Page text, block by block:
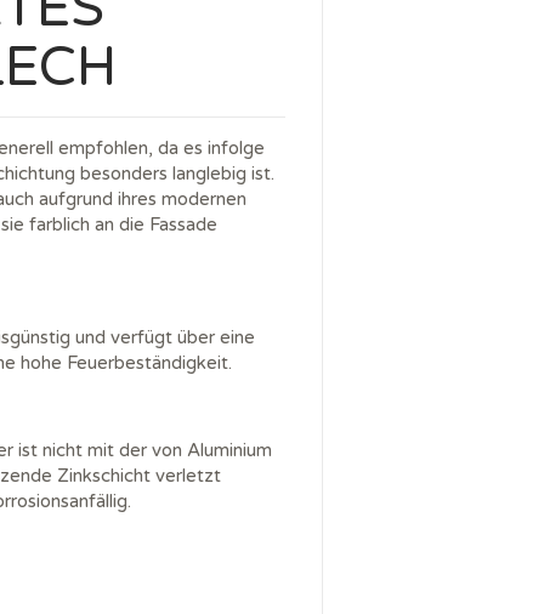
empfohlen, da es infolge
besonders langlebig ist.
aufgrund ihres modernen
farblich an die Fassade
und verfügt über eine
hohe Feuerbeständigkeit.
ist nicht mit der von Aluminium
Zinkschicht verletzt